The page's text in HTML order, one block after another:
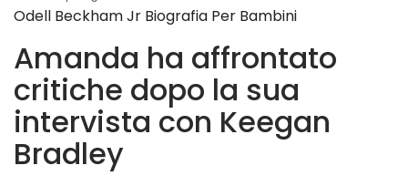
Odell Beckham Jr Biografia Per Bambini
Amanda ha affrontato
critiche dopo la sua
intervista con Keegan
Bradley